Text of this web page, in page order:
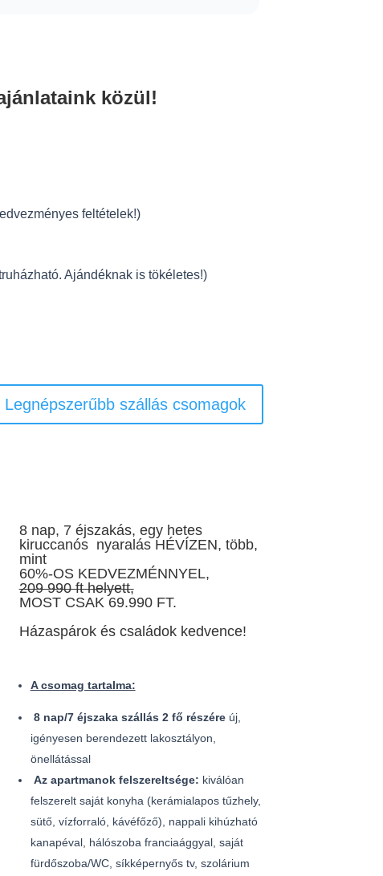
közül!
feltételek!)
Ajándéknak is tökéletes!)
Legnépszerűbb szállás csomagok
8 nap, 7 éjszakás, egy hetes
kiruccanós nyaralás HÉVÍZEN, több,
mint
60%-OS KEDVEZMÉNNYEL,
209 990 ft helyett,
MOST CSAK 69.990 FT.
Házaspárok és családok kedvence!
A csomag tartalma:
8 nap/7 éjszaka szállás 2 fő részéreúj,
igényesen berendezett lakosztályon,
önellátással
Az apartmanok felszereltsége: kiválóan
felszerelt saját konyha (kerámialapos tűzhely,
sütő, vízforraló, kávéfőző), nappali kihúzható
kanapéval, hálószoba franciaággyal, saját
fürdőszoba/WC, síkképernyős tv, szolárium